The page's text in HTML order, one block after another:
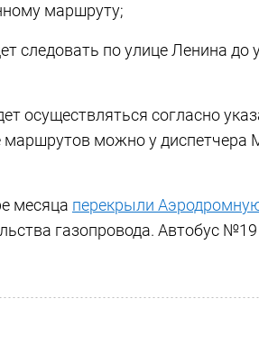
маршруту;
следовать по улице Ленина до
осуществляться согласно
можно у диспетчера
месяца перекрыли
газопровода. Автобус